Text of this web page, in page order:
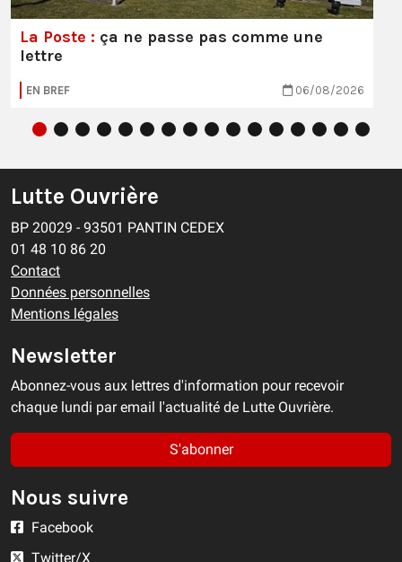
La Poste : ça ne passe pas comme une
lettre
EN BREF 06/08/2026
Lutte Ouvrière
BP 20029 - 93501 PANTIN CEDEX
01 48 10 86 20
Contact
Données personnelles
Mentions légales
Newsletter
Abonnez-vous aux lettres d'information pour recevoir
chaque lundi par email l'actualité de Lutte Ouvrière.
S'abonner
Nous suivre
Facebook
Twitter/X